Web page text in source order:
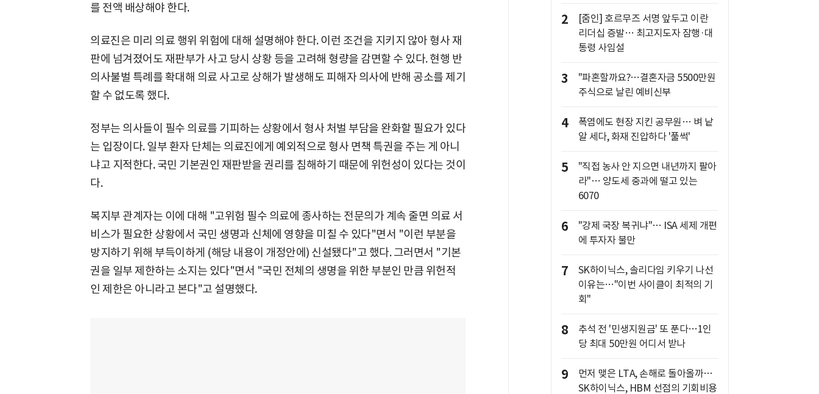
를 전액 배상해야 한다.
의료진은 미리 의료 행위 위험에 대해 설명해야 한다. 이런 조건을 지키지 않아 형사 재
판에 넘겨졌어도 재판부가 사고 당시 상황 등을 고려해 형량을 감면할 수 있다. 현행 반
의사불벌 특례를 확대해 의료 사고로 상해가 발생해도 피해자 의사에 반해 공소를 제기
할 수 없도록 했다.
정부는 의사들이 필수 의료를 기피하는 상황에서 형사 처벌 부담을 완화할 필요가 있다
는 입장이다. 일부 환자 단체는 의료진에게 예외적으로 형사 면책 특권을 주는 게 아니
냐고 지적한다. 국민 기본권인 재판받을 권리를 침해하기 때문에 위헌성이 있다는 것이
다.
복지부 관계자는 이에 대해 "고위험 필수 의료에 종사하는 전문의가 계속 줄면 의료 서
비스가 필요한 상황에서 국민 생명과 신체에 영향을 미칠 수 있다"면서 "이런 부분을
방지하기 위해 부득이하게 (해당 내용이 개정안에) 신설됐다"고 했다. 그러면서 "기본
권을 일부 제한하는 소지는 있다"면서 "국민 전체의 생명을 위한 부분인 만큼 위헌적
인 제한은 아니라고 본다"고 설명했다.
2
[줌인] 호르무즈 서명 앞두고 이란
리더십 증발… 최고지도자 잠행·대
통령 사임설
3
"파혼할까요?…결혼자금 5500만원
주식으로 날린 예비신부
4
폭염에도 현장 지킨 공무원… 벼 낱
알 세다, 화재 진압하다 '풀썩'
5
"직접 농사 안 지으면 내년까지 팔아
라"… 양도세 중과에 떨고 있는
6070
6
"강제 국장 복귀냐"… ISA 세제 개편
에 투자자 불만
7
SK하이닉스, 솔리다임 키우기 나선
이유는…"이번 사이클이 최적의 기
회"
8
추석 전 '민생지원금' 또 푼다…1인
당 최대 50만원 어디서 받나
9
먼저 맺은 LTA, 손해로 돌아올까…
SK하이닉스, HBM 선점의 기회비용